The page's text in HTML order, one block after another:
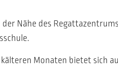
Nähe des
Monaten bietet sich